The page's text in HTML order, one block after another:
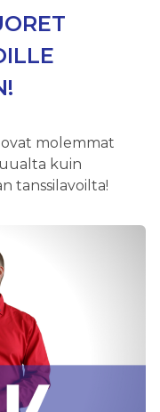
ovat molemmat
kuin
tanssilavoilta!